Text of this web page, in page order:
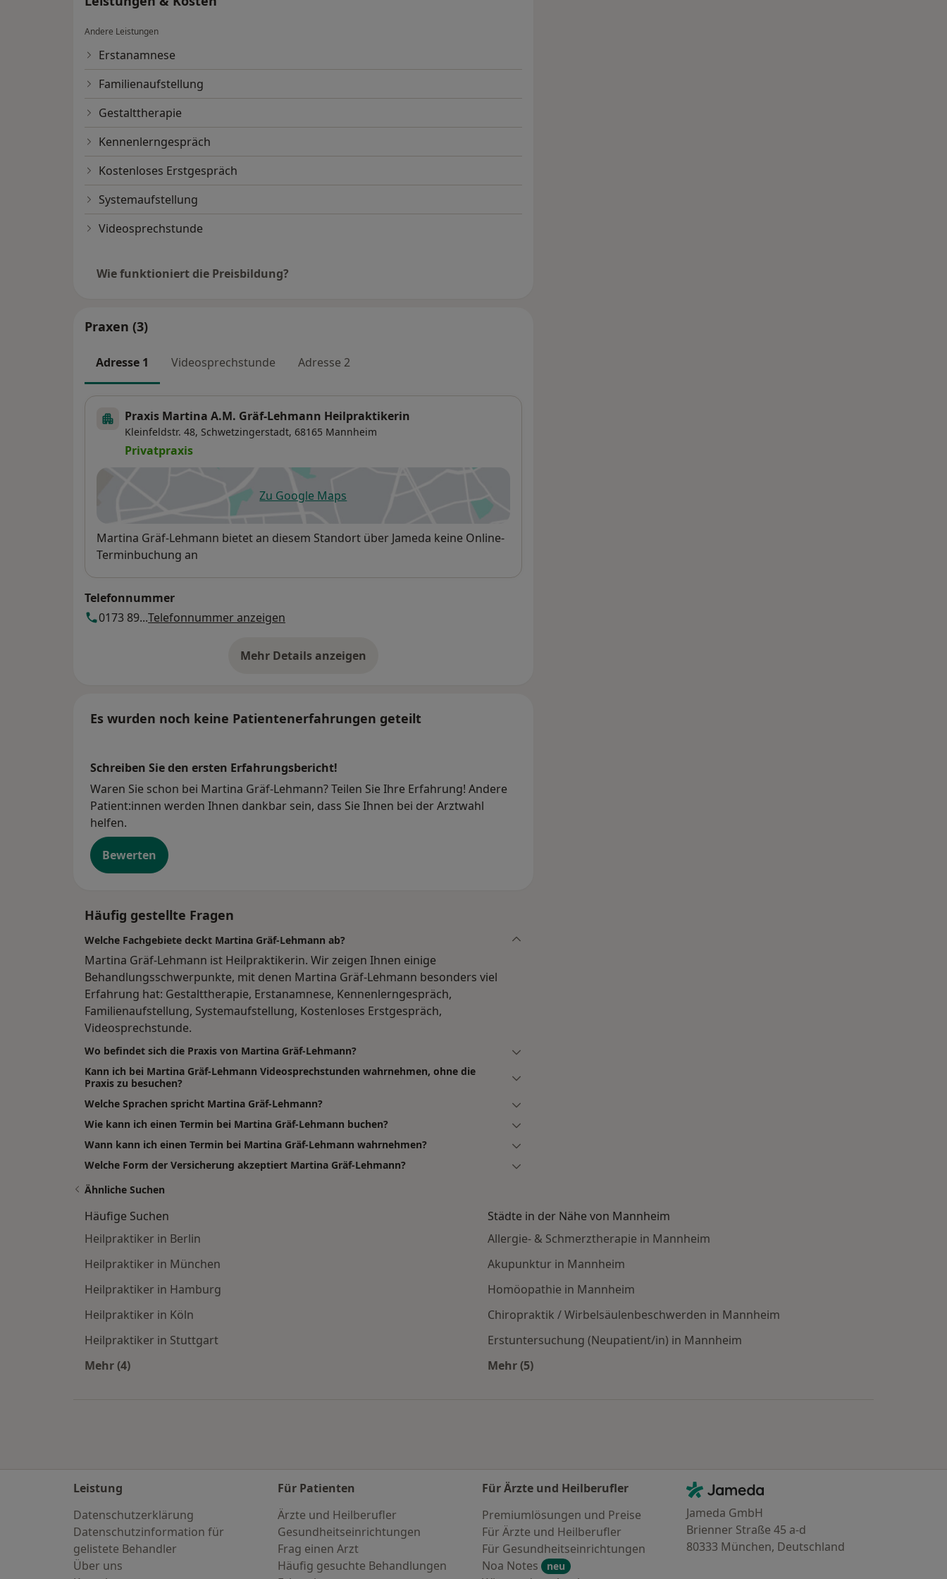
Andere Leistungen
Erstanamnese
Familienaufstellung
Gestalttherapie
Kennenlerngespräch
Kostenloses Erstgespräch
Systemaufstellung
Videosprechstunde
Wie funktioniert die Preisbildung?
Praxen (3)
Adresse 1 Videosprechstunde Adresse 2
Praxis Martina A.M. Gräf-Lehmann Heilpraktikerin
Kleinfeldstr. 48, Schwetzingerstadt, 68165 Mannheim
Privatpraxis
Zu Google Mapsöffnet in einer neuen Registerkarte
Verfügbarkeit
Martina Gräf-Lehmann bietet an diesem Standort über Jameda keine Online-
Terminbuchung an
Telefonnummer
0173 89...Telefonnummer anzeigen
Mehr Details anzeigen
über die Adresse
Es wurden noch keine Patientenerfahrungen geteilt
Schreiben Sie den ersten Erfahrungsbericht!
Waren Sie schon bei Martina Gräf-Lehmann? Teilen Sie Ihre Erfahrung! Andere
Patient:innen werden Ihnen dankbar sein, dass Sie Ihnen bei der Arztwahl
helfen.
Bewerten
Häufig gestellte Fragen
Welche Fachgebiete deckt Martina Gräf-Lehmann ab?
Martina Gräf-Lehmann ist Heilpraktikerin. Wir zeigen Ihnen einige
Behandlungsschwerpunkte, mit denen Martina Gräf-Lehmann besonders viel
Erfahrung hat: Gestalttherapie, Erstanamnese, Kennenlerngespräch,
Familienaufstellung, Systemaufstellung, Kostenloses Erstgespräch,
Videosprechstunde.
Wo befindet sich die Praxis von Martina Gräf-Lehmann?
Kann ich bei Martina Gräf-Lehmann Videosprechstunden wahrnehmen, ohne die
Praxis zu besuchen?
Welche Sprachen spricht Martina Gräf-Lehmann?
Wie kann ich einen Termin bei Martina Gräf-Lehmann buchen?
Wann kann ich einen Termin bei Martina Gräf-Lehmann wahrnehmen?
Welche Form der Versicherung akzeptiert Martina Gräf-Lehmann?
Ähnliche Suchen
Häufige Suchen
Heilpraktiker in Berlin
Heilpraktiker in München
Heilpraktiker in Hamburg
Heilpraktiker in Köln
Heilpraktiker in Stuttgart
Mehr (4)
Städte in der Nähe von Mannheim
Allergie- & Schmerztherapie in Mannheim
Akupunktur in Mannheim
Homöopathie in Mannheim
Chiropraktik / Wirbelsäulenbeschwerden in Mannheim
Erstuntersuchung (Neupatient/in) in Mannheim
Mehr (5)
Leistung
Datenschutzerklärung
Datenschutzinformation für
gelistete Behandler
Über uns
Für Patienten
Ärzte und Heilberufler
Gesundheitseinrichtungen
Frag einen Arzt
Häufig gesuchte Behandlungen
Für Ärzte und Heilberufler
Premiumlösungen und Preise
Für Ärzte und Heilberufler
Für Gesundheitseinrichtungen
Noa Notes
neu
Kontakt
Jameda - Startseite
Jameda GmbH
Brienner Straße 45 a-d
80333 München, Deutschland